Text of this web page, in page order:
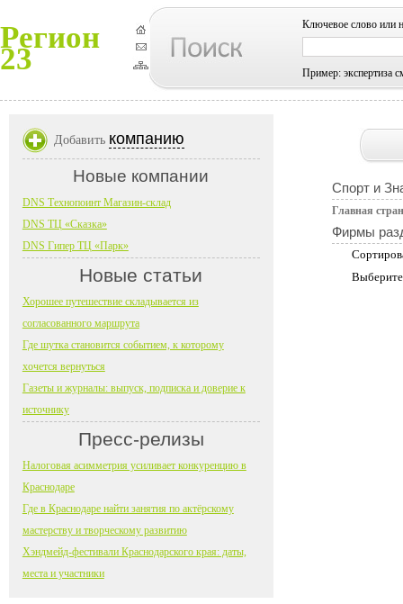
Регион
23
Ключевое слово или
Пример: экспертиза
Спорт и
Главная
Фирмы
Добавить компанию
Новые компании
DNS Технопоинт Магазин-склад
DNS ТЦ «Сказка»
DNS Гипер ТЦ «Парк»
Новые статьи
Хорошее путешествие складывается из
согласованного маршрута
Где шутка становится событием, к которому
хочется вернуться
Газеты и журналы: выпуск, подписка и доверие к
источнику
Пресс-релизы
Налоговая асимметрия усиливает конкуренцию в
Краснодаре
Где в Краснодаре найти занятия по актёрскому
мастерству и творческому развитию
Хэндмейд-фестивали Краснодарского края: даты,
места и участники